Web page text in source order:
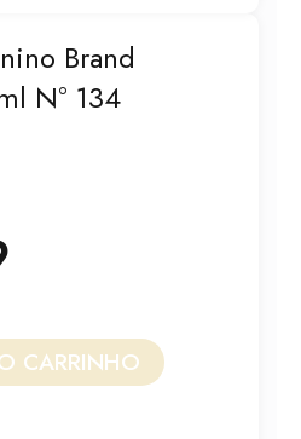
Brand
N° 134
CARRINHO